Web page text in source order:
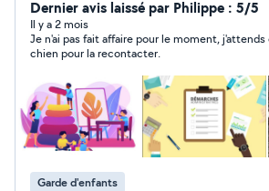
également de m'occuper de vos
absences, visites et promenades.
Dernier avis laissé par Philippe : 5/5
Il y a 2 mois
Je n'ai pas fait affaire pour le moment, j'attends
chien pour la recontacter.
Garde d'enfants